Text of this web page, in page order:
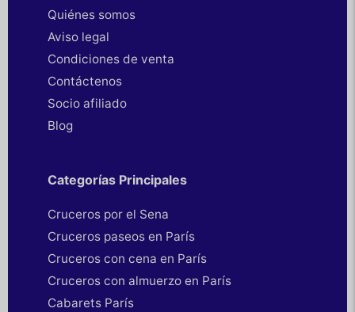
Quiénes somos
Aviso legal
Condiciones de venta
Contáctenos
Socio afiliado
Blog
Categorías Principales
Cruceros por el Sena
Cruceros paseos en París
Cruceros con cena en París
Cruceros con almuerzo en París
Cabarets París